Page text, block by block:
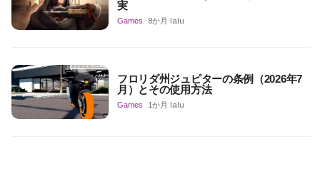
実
Games 8か月 lalu
フロリダ州ジュピターの条例（2026年7
月）とその使用方法
Games 1か月 lalu